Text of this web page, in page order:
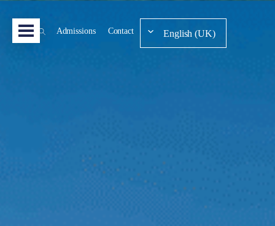
Admissions Contact English (UK)